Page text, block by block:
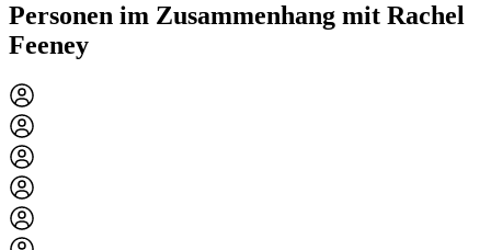
Personen im Zusammenhang mit Rachel
Feeney